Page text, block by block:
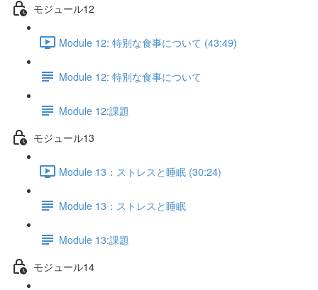
モジュール12
Module 12: 特別な食事について (43:49)
Module 12: 特別な食事について
Module 12:課題
モジュール13
Module 13：ストレスと睡眠 (30:24)
Module 13：ストレスと睡眠
Module 13:課題
モジュール14